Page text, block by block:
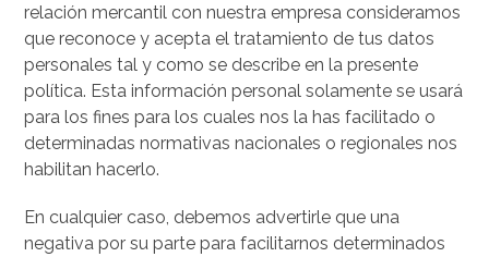
relación mercantil con nuestra empresa consideramos
que reconoce y acepta el tratamiento de tus datos
personales tal y como se describe en la presente
política. Esta información personal solamente se usará
para los fines para los cuales nos la has facilitado o
determinadas normativas nacionales o regionales nos
habilitan hacerlo.
En cualquier caso, debemos advertirle que una
negativa por su parte para facilitarnos determinados